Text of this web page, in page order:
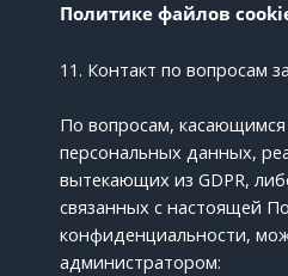
Политике файлов
11. Контакт по вопросам
По вопросам,
персональных данных,
вытекающих из GDPR,
связанных с настоящей
конфиденциальности,
администратором: